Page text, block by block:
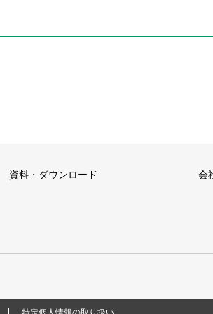
資料・ダウンロード 会